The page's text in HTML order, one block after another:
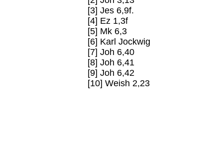
[3] Jes 6,9f.
[4] Ez 1,3f
[5] Mk 6,3
[6] Karl Jockwig
[7] Joh 6,40
[8] Joh 6,41
[9] Joh 6,42
[10] Weish 2,23